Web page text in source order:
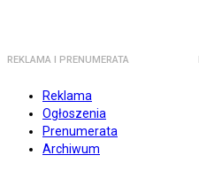
REKLAMA I PRENUMERATA
Reklama
Ogłoszenia
Prenumerata
Archiwum